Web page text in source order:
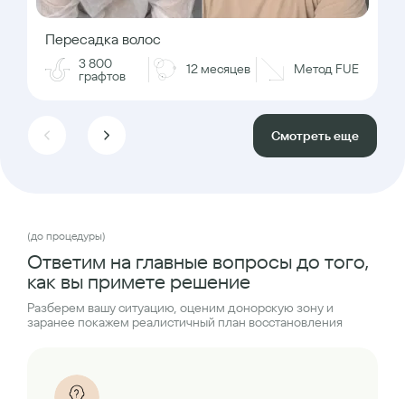
Пересадка волос
3 800
графтов 12 месяцев Метод FUE
Смотреть еще
(до процедуры)
Ответим на главные вопросы до того,
как вы примете решение
Разберем вашу ситуацию, оценим донорскую зону и
заранее покажем реалистичный план восстановления